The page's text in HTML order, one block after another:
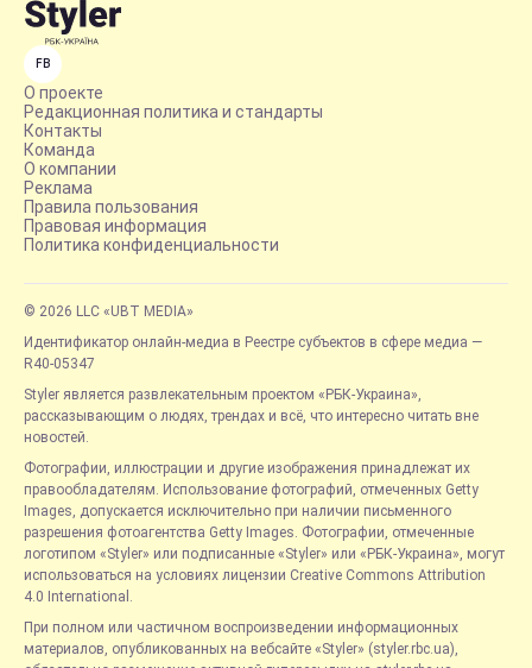
FB
О проекте
Редакционная политика и стандарты
Контакты
Команда
О компании
Реклама
Правила пользования
Правовая информация
Политика конфиденциальности
© 2026 LLC «UBT MEDIA»
Идентификатор онлайн-медиа в Реестре субъектов в сфере медиа —
R40-05347
Styler является развлекательным проектом «РБК-Украина»,
рассказывающим о людях, трендах и всё, что интересно читать вне
новостей.
Фотографии, иллюстрации и другие изображения принадлежат их
правообладателям. Использование фотографий, отмеченных Getty
Images, допускается исключительно при наличии письменного
разрешения фотоагентства Getty Images. Фотографии, отмеченные
логотипом «Styler» или подписанные «Styler» или «РБК-Украина», могут
использоваться на условиях лицензии Creative Commons Attribution
4.0 International.
При полном или частичном воспроизведении информационных
материалов, опубликованных на вебсайте «Styler» (styler.rbc.ua),